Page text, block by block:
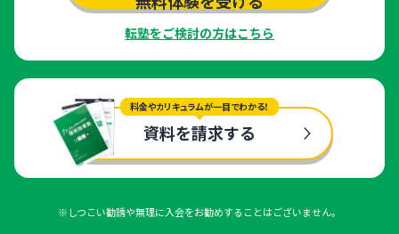
転塾をご検討の方はこちら
料金やカリキュラムが一目でわかる！
資料を請求する
※しつこい勧誘や無理に入会をお勧めすることはございません。